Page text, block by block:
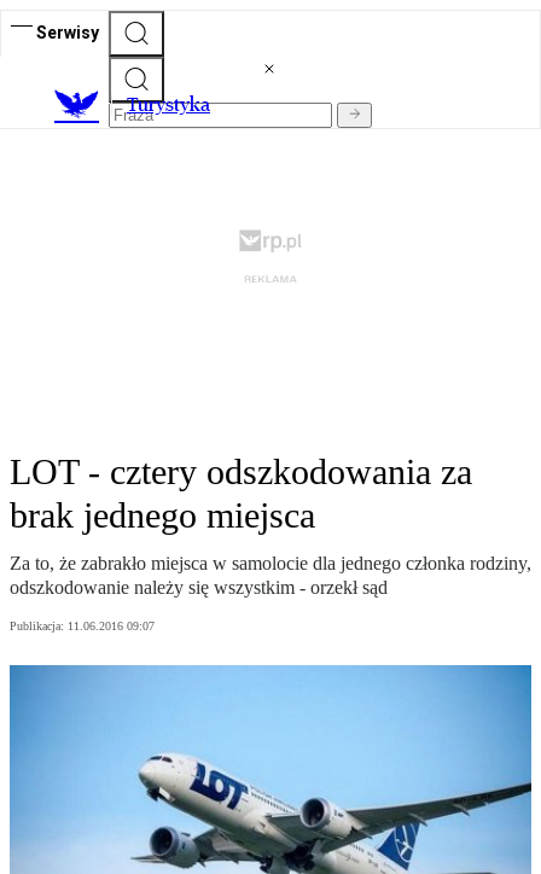
Serwisy
Turystyka
LOT - cztery odszkodowania za
brak jednego miejsca
Za to, że zabrakło miejsca w samolocie dla jednego członka rodziny,
odszkodowanie należy się wszystkim - orzekł sąd
Publikacja: 11.06.2016 09:07